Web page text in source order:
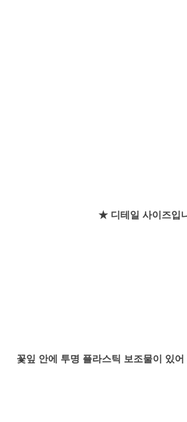
★ 디테일 사이즈입
꽃잎 안에 투명 플라스틱 보조물이 있